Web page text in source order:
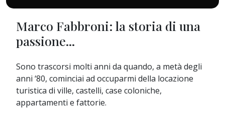
Marco Fabbroni: la storia di una
passione...
Sono trascorsi molti anni da quando, a metà degli
anni ‘80, cominciai ad occuparmi della locazione
turistica di ville, castelli, case coloniche,
appartamenti e fattorie.